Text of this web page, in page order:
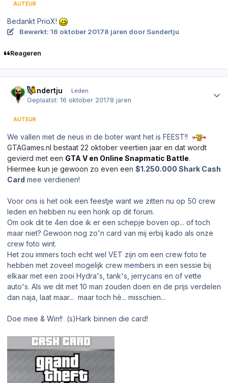
AUTEUR
Bedankt PrioX!
Bewerkt: 16 oktober 20178 jaren door Sandertju
Reageren
Sandertju Leden
Geplaatst:16 oktober 20178 jaren
AUTEUR
We vallen met de neus in de boter want het is FEEST!!
GTAGames.nl bestaat 22 oktober veertien jaar en dat wordt
gevierd met een GTA V en Online Snapmatic Battle.
Hiermee kun je gewoon zo even een $1.250.000 Shark Cash
Card mee verdienen!
Voor ons is het ook een feestje want we zitten nu op 50 crew
leden en hebben nu een honk op dit forum.
Om ook dit te 4en doe ik er een schepje boven op... of toch
maar niet? Gewoon nog zo'n card van mij erbij kado als onze
crew foto wint.
Het zou immers toch echt wel VET zijn om een crew foto te
hebben met zoveel mogelijk crew members in een sessie bij
elkaar met een zooi Hydra's, tank's, jerrycans en of vette
auto's. Als we dit met 10 man zouden doen en de prijs verdelen
dan naja, laat maar... maar toch hè... misschien...
Doe mee & Win!! (s)Hark binnen die card!